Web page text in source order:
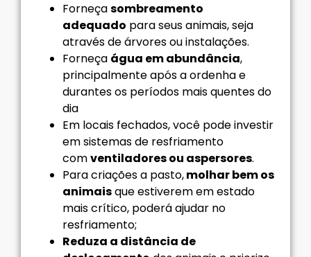
Forneçasombreamento
adequado para seus animais, seja
através de árvores ou instalações.
Forneça água em abundância,
principalmente após a ordenha e
durantes os períodos mais quentes do
dia
Em locais fechados, você pode investir
em sistemas de resfriamento
comventiladores ou aspersores.
Para criações a pasto,molhar bem os
animaisque estiverem em estado
mais crítico, poderá ajudar no
resfriamento;
Reduza a distância de